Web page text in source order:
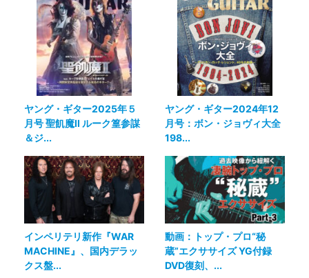
ヤング・ギター2025年５
月号 聖飢魔II ルーク篁参謀
＆ジ...
ヤング・ギター2024年12
月号：ボン・ジョヴィ大全
198...
インペリテリ新作『WAR
MACHINE』、国内デラッ
クス盤...
動画：トップ・プロ“秘
蔵”エクササイズ YG付録
DVD復刻、...